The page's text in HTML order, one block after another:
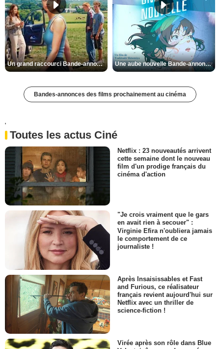
Un grand raccourci Bande-annonce VF Une aube nouvelle Bande-annonce VO STFR
Bandes-annonces des films prochainement au cinéma
'
Toutes les actus Ciné
Netflix : 23 nouveautés arrivent
cette semaine dont le nouveau
film d'un prodige français du
cinéma d'action
"Je crois vraiment que le gars
en avait rien à secouer" :
Virginie Efira n'oubliera jamais
le comportement de ce
journaliste !
Après Insaisissables et Fast
and Furious, ce réalisateur
français revient aujourd'hui sur
Netflix avec un thriller de
science-fiction !
Virée après son rôle dans Blue